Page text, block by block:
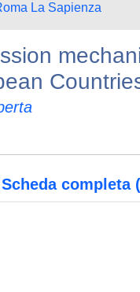
La Sapienza
Scheda completa